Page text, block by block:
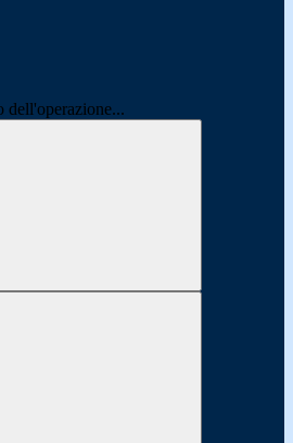
dell'operazione...